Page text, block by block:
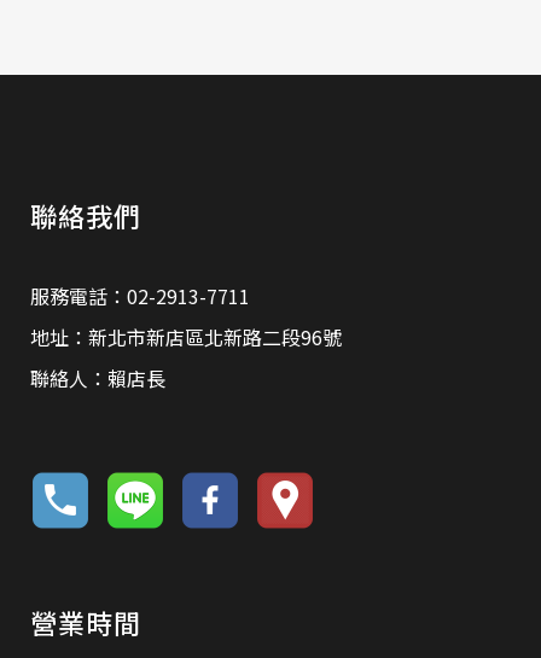
聯絡我們
服務電話：02-2913-7711
地址：新北市新店區北新路二段96號
聯絡人：賴店長
營業時間